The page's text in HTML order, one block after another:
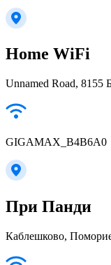
Home WiFi
Unnamed Road, 8155
GIGAMAX_B4B6A0
При Панди
Каблешково,